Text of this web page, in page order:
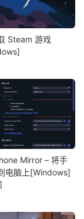
Steam 游戏
Mirror – 将手
电脑上[Windows]